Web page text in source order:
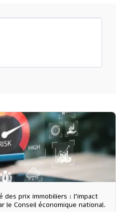
des prix immobiliers : l'impact
le Conseil économique national.